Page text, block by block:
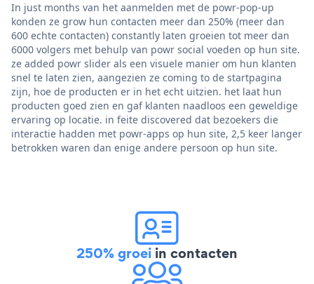
In just months van het aanmelden met de powr-pop-up
konden ze grow hun contacten meer dan 250% (meer dan
600 echte contacten) constantly laten groeien tot meer dan
6000 volgers met behulp van powr social voeden op hun site.
ze added powr slider als een visuele manier om hun klanten
snel te laten zien, aangezien ze coming to de startpagina
zijn, hoe de producten er in het echt uitzien. het laat hun
producten goed zien en gaf klanten naadloos een geweldige
ervaring op locatie. in feite discovered dat bezoekers die
interactie hadden met powr-apps op hun site, 2,5 keer langer
betrokken waren dan enige andere persoon op hun site.
250% groei in contacten